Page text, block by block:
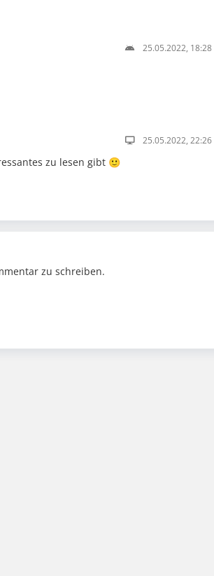
25.05.2022, 18:28
25.05.2022, 22:26
zu lesen gibt 🙂
zu schreiben.